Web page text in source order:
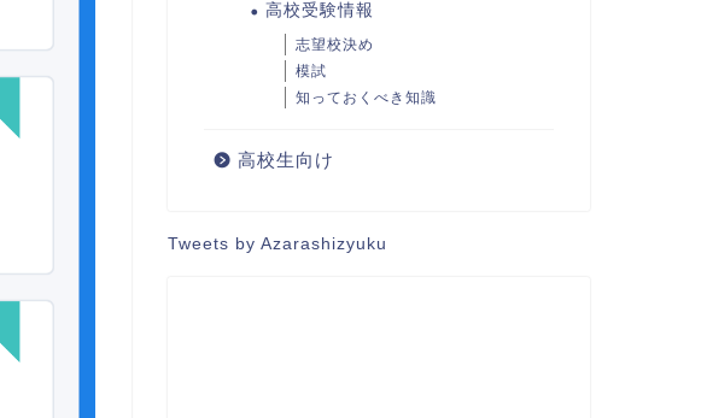
高校受験情報
志望校決め
模試
知っておくべき知識
高校生向け
Tweets by Azarashizyuku